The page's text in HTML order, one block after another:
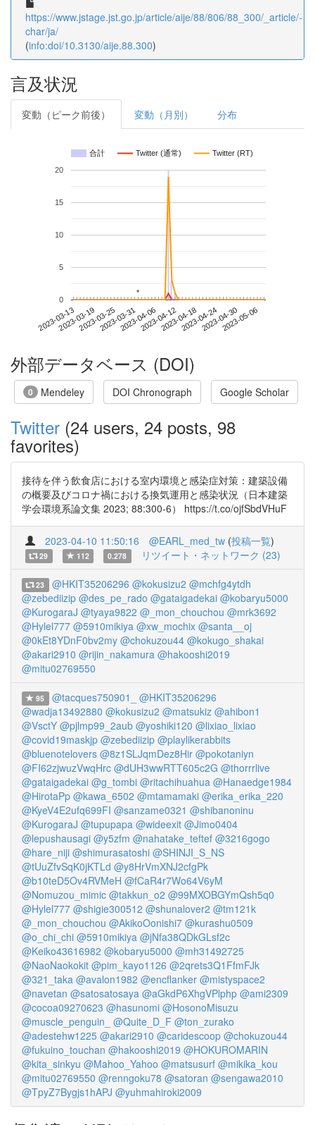
https://www.jstage.jst.go.jp/article/aije/88/806/88_300/_article/-
char/ja/
(info:doi/10.3130/aije.88.300)
言及状況
変動（ピーク前後） 変動（月別） 分布
合計 Twitter (通常) Twitter (RT)
2023-03-132023-03-192023-03-252023-03-312023-04-062023-04-122023-04-182023-04-242023-04-302023-05-06
0
5
10
15
20
**
外部データベース (DOI)
0 Mendeley DOI Chronograph Google Scholar
Twitter (24 users, 24 posts, 98
favorites)
接待を伴う飲食店における室内環境と感染症対策：建築設備
の概要及びコロナ禍における換気運用と感染状況（日本建築
学会環境系論文集 2023; 88:300-6） https://t.co/ojfSbdVHuF
2023-04-10 11:50:16 @EARL_med_tw (投稿一覧)
29 112 0.278 リツイート・ネットワーク (23)
23 @HKIT35206296 @kokusizu2 @mchfg4ytdh
@zebediizip @des_pe_rado @gataigadekai @kobaryu5000
@KurogaraJ @tyaya9822 @_mon_chouchou @mrk3692
@Hylel777 @5910mikiya @xw_mochix @santa__oj
@0kEt8YDnF0bv2my @chokuzou44 @kokugo_shakai
@akari2910 @rijin_nakamura @hakooshi2019
@mitu02769550
95 @tacques750901_
@HKIT35206296
@wadja13492880 @kokusizu2 @matsukiz @ahibon1
@VsctY @pjlmp99_2aub @yoshiki120 @lixiao_lixiao
@covid19maskjp @zebediizip @playlikerabbits
@bluenotelovers @8z1SLJqmDez8Hir @pokotaniyn
@FI62zjwuzVwqHrc @dUH3wwRTT605c2G @thorrrlive
@gataigadekai @g_tombi @ritachihuahua @Hanaedge1984
@HirotaPp @kawa_6502 @mtamamaki @erika_erika_220
@KyeV4E2ufq699FI @sanzame0321 @shibanoninu
@KurogaraJ @tupupapa @wideexit @Jimo0404
@lepushausagi @y5zfm @nahatake_teftef @3216gogo
@hare_niji @shimurasatoshi @SHINJI_S_NS
@tUuZfvSqK0jKTLd @y8HrVmXNJ2cfgPk
@b10teD5Ov4RVMeH @fCaR4r7Wo64V6yM
@Nomuzou_mimic @takkun_o2 @99MXOBGYmQsh5q0
@Hylel777 @shigie300512 @shunalover2 @tm121k
@_mon_chouchou @AkikoOonishi7 @kurashu0509
@o_chi_chi @5910mikiya @jNfa38QDkGLsf2c
@Keiko43616982 @kobaryu5000 @mh31492725
@NaoNaokokit @pim_kayo1126 @2qrets3Q1FfmFJk
@321_taka @avalon1982 @encflanker @mistyspace2
@navetan @satosatosaya @aGkdP6XhgVPlphp @ami2309
@cocoa09270623 @hasunomi @HosonoMisuzu
@muscle_penguin_
@Quite_D_F @ton_zurako
@adestehw1225 @akari2910 @caridescoop @chokuzou44
@fukuino_touchan @hakooshi2019 @HOKUROMARIN
@kita_sinkyu @Mahoo_Yahoo @matsusurf @mikika_kou
@mitu02769550 @renngoku78 @satoran @sengawa2010
@TpyZ7Bygjs1hAPJ @yuhmahiroki2009